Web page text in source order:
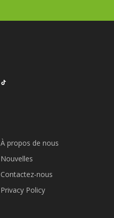
À propos de nous
Nouvelles
Contactez-nous
Privacy Policy